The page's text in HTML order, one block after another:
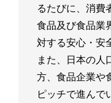
るたびに、消費
食品及び食品業
対する安心・安
また、日本の人
方、食品企業や
ピッチで進んで